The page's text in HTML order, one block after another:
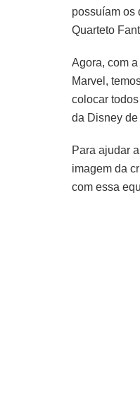
possuíam os
Quarteto
Agora, com
Marvel,
colocar
da Disney
Para ajudar
imagem da
com essa